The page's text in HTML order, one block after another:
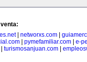
| networxs.com
| pymefamiliar.com| e-
turismosanjuan.com|